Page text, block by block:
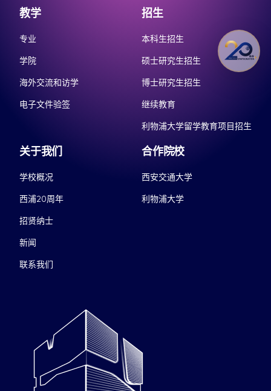
教学
专业
学院
海外交流和访学
电子文件验签
招生
本科生招生
硕士研究生招生
博士研究生招生
继续教育
利物浦大学留学教育项目招生
关于我们
学校概况
西浦20周年
招贤纳士
新闻
联系我们
合作院校
西安交通大学
利物浦大学